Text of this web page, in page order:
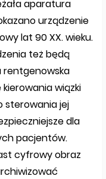
aparatura
urządzenie
lat 90 XX. wieku.
też będą
rentgenowska
wiązki
sterowania jej
dla
pacjentów.
cyfrowy obraz